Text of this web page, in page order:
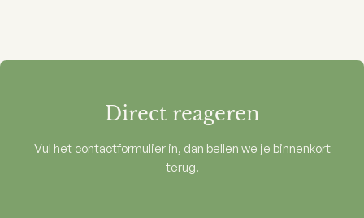
Direct reageren
Vul het contactformulier in, dan bellen we je binnenkort
terug.